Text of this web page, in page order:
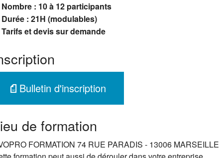
Nombre : 10 à 12 participants
Durée : 21H (modulables)
Tarifs et devis sur demande
Bulletin d'inscription
de formation
FORMATION 74 RUE PARADIS - 13006 MARSEILLE